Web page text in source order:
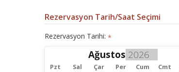
Rezervasyon Tarih/Saat Seçimi
Rezervasyon Tarihi: *
Ağustos
Pzt Sal Çar Per Cum Cmt